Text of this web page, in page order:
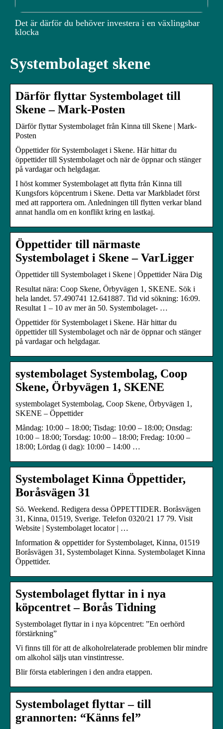
Det är därför du behöver investera i en växlingsbar
klocka
Systembolaget skene
Därför flyttar Systembolaget till
Skene – Mark-Posten
Därför flyttar Systembolaget från Kinna till Skene | Mark-
Posten
Öppettider för Systembolaget i Skene. Här hittar du
öppettider till Systembolaget och när de öppnar och stänger
på vardagar och helgdagar.
I höst kommer Systembolaget att flytta från Kinna till
Kungsfors köpcentrum i Skene. Detta var Markbladet först
med att rapportera om. Anledningen till flytten verkar bland
annat handla om en konflikt kring en lastkaj.
Öppettider till närmaste
Systembolaget i Skene – VarLigger
Öppettider till Systembolaget i Skene | Öppettider Nära Dig
Resultat nära: Coop Skene, Örbyvägen 1, SKENE. Sök i
hela landet. 57.490741 12.641887. Tid vid sökning: 16:09.
Resultat 1 – 10 av mer än 50. Systembolaget- …
Öppettider för Systembolaget i Skene. Här hittar du
öppettider till Systembolaget och när de öppnar och stänger
på vardagar och helgdagar.
systembolaget Systembolag, Coop
Skene, Örbyvägen 1, SKENE
systembolaget Systembolag, Coop Skene, Örbyvägen 1,
SKENE – Öppettider
Måndag: 10:00 – 18:00; Tisdag: 10:00 – 18:00; Onsdag:
10:00 – 18:00; Torsdag: 10:00 – 18:00; Fredag: 10:00 –
18:00; Lördag (i dag): 10:00 – 14:00 …
Systembolaget Kinna Öppettider,
Boråsvägen 31
Sö. Weekend. Redigera dessa ÖPPETTIDER. Boråsvägen
31, Kinna, 01519, Sverige. Telefon 0320/21 17 79. Visit
Website | Systembolaget locator | …
Information & oppettider for Systembolaget, Kinna, 01519
Boråsvägen 31, Systembolaget Kinna. Systembolaget Kinna
Öppettider.
Systembolaget flyttar in i nya
köpcentret – Borås Tidning
Systembolaget flyttar in i nya köpcentret: ”En oerhörd
förstärkning”
Vi finns till för att de alkoholrelaterade problemen blir mindre
om alkohol säljs utan vinstintresse.
Blir första etableringen i den andra etappen.
Systembolaget flyttar – till
grannorten: “Känns fel”